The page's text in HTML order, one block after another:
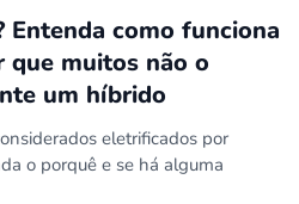
Entenda como funciona
muitos não o
um híbrido
eletrificados por
o porquê e se há alguma